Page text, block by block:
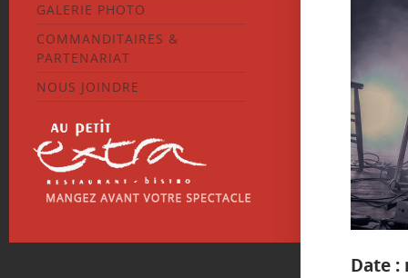
GALERIE PHOTO
COMMANDITAIRES &
PARTENARIAT
NOUS JOINDRE
Date :